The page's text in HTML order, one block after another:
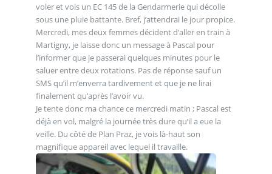
voler et vois un EC 145 de la Gendarmerie qui décolle
sous une pluie battante. Bref, j’attendrai le jour propice.
Mercredi, mes deux femmes décident d’aller en train à
Martigny, je laisse donc un message à Pascal pour
l’informer que je passerai quelques minutes pour le
saluer entre deux rotations. Pas de réponse sauf un
SMS qu’il m’enverra tardivement et que je ne lirai
finalement qu’après l’avoir vu.
Je tente donc ma chance ce mercredi matin ; Pascal est
déjà en vol, malgré la journée très dure qu’il a eue la
veille. Du côté de Plan Praz, je vois là-haut son
magnifique appareil avec lequel il travaille.